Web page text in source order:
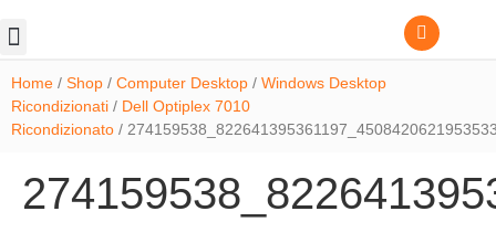
Home / Shop / Computer Desktop / Windows Desktop
Ricondizionati / Dell Optiplex 7010
Ricondizionato /